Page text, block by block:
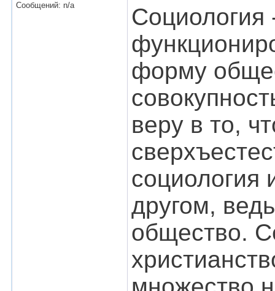
Сообщений: n/a
Социология
форму
веру в то,
социология
другом,
общество.